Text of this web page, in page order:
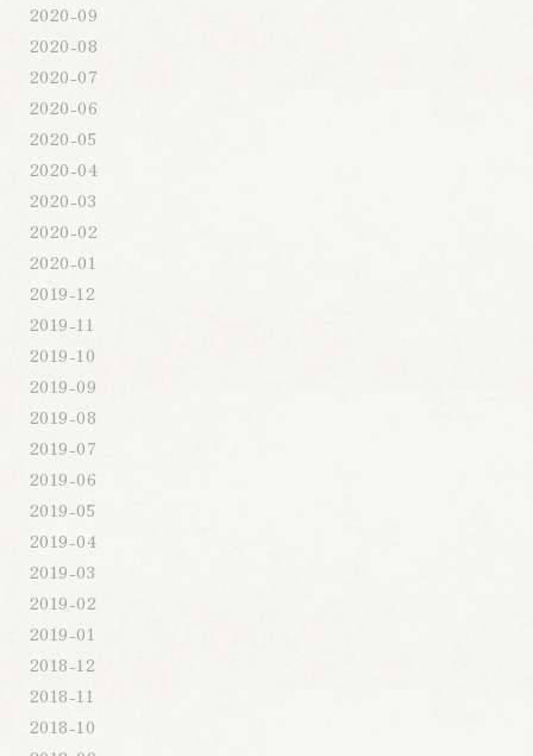
2020-09
2020-08
2020-07
2020-06
2020-05
2020-04
2020-03
2020-02
2020-01
2019-12
2019-11
2019-10
2019-09
2019-08
2019-07
2019-06
2019-05
2019-04
2019-03
2019-02
2019-01
2018-12
2018-11
2018-10